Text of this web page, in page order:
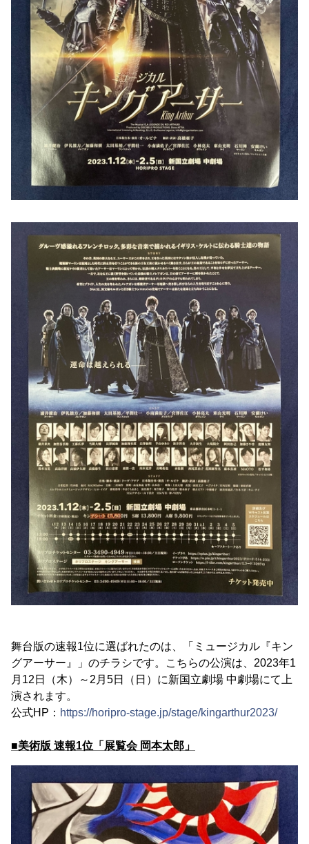
舞台版の速報1位に選ばれたのは、「ミュージカル『キン
グアーサー』」のチラシです。こちらの公演は、2023年1
月12日（木）～2月5日（日）に新国立劇場 中劇場にて上
演されます。
公式HP： https://horipro-stage.jp/stage/kingarthur2023/
■美術版 速報1位「展覧会 岡本太郎」